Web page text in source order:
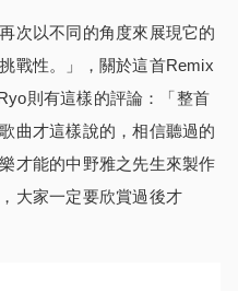
次以不同的角度來展現它的
戰性。」，關於這首Remix
則有這樣的評論：「整首
曲才這樣說的，相信聽過的
才能的中野雅之先生來製作
大家一定要欣賞過後才